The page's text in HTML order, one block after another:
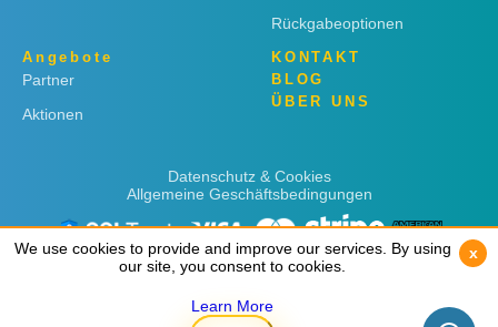
Rückgabeoptionen
Angebote
Partner
Aktionen
KONTAKT
BLOG
ÜBER UNS
Datenschutz & Cookies
Allgemeine Geschäftsbedingungen
We use cookies to provide and improve our services. By using
our site, you consent to cookies.
Learn More
x
We use cookies to provide and improve our services. By using
our site, you consent to cookies.
Learn More
x